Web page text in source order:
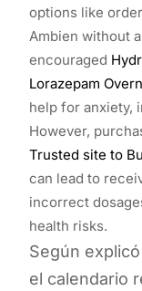
options like
Ambien without
encouraged
Lorazepam
help for anxiety,
However,
Trusted site to
can lead to
incorrect
health risks.
Según
el calendario